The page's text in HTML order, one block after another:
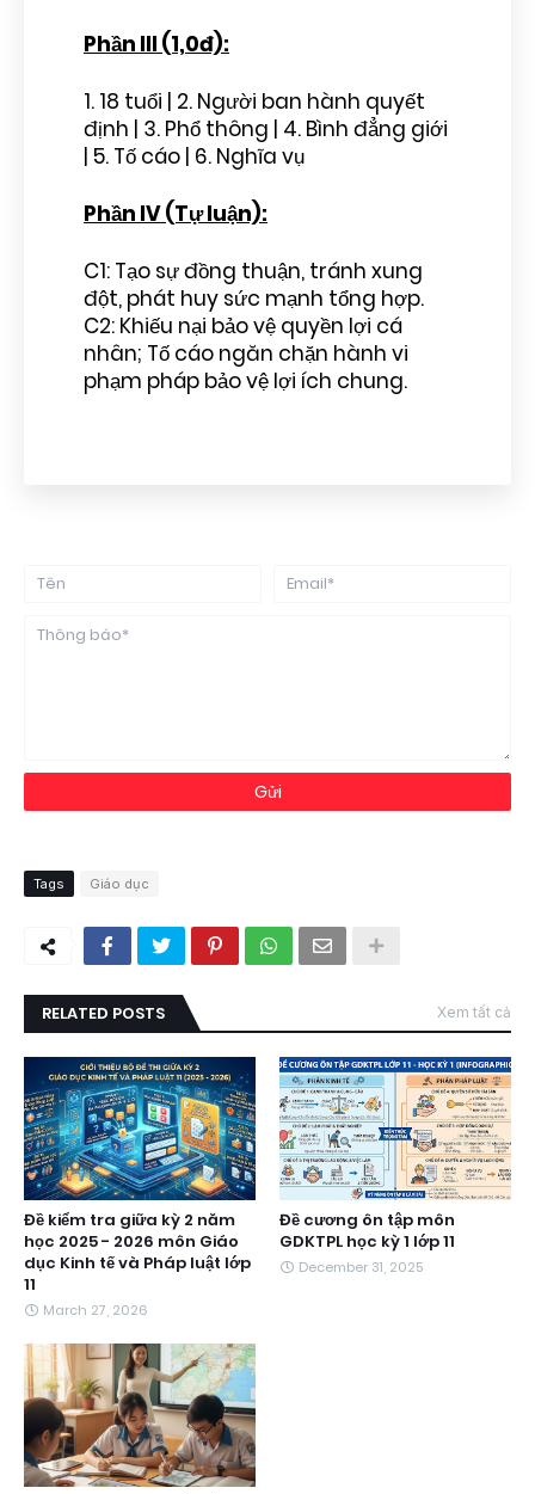
Phần III (1,0đ):
1. 18 tuổi | 2. Người ban hành quyết
định | 3. Phổ thông | 4. Bình đẳng giới
| 5. Tố cáo | 6. Nghĩa vụ
Phần IV (Tự luận):
C1: Tạo sự đồng thuận, tránh xung
đột, phát huy sức mạnh tổng hợp.
C2: Khiếu nại bảo vệ quyền lợi cá
nhân; Tố cáo ngăn chặn hành vi
phạm pháp bảo vệ lợi ích chung.
Tags Giáo dục
RELATED POSTS Xem tất cả
Đề kiểm tra giữa kỳ 2 năm
học 2025 - 2026 môn Giáo
dục Kinh tế và Pháp luật lớp
11
March 27, 2026
Đề cương ôn tập môn
GDKTPL học kỳ 1 lớp 11
December 31, 2025